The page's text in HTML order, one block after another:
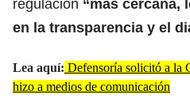
regulación “más cercana,
en la transparencia y el
Lea aquí: Defensoría solicitó a la
hizo a medios de comunicación